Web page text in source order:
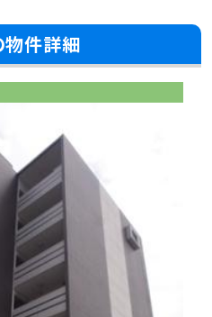
物件詳細